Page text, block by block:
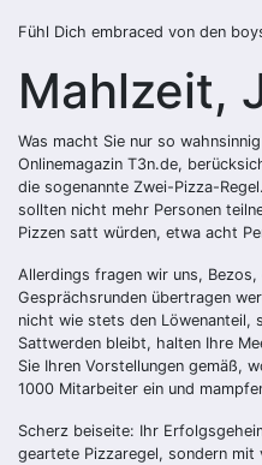
Fühl Dich embraced von den
Mahlzeit,
Was macht Sie nur so
Onlinemagazin T3n.de,
die sogenannte Zwei-Pizza-
sollten nicht mehr Personen
Pizzen satt würden, etwa acht
Allerdings fragen wir uns,
Gesprächsrunden übertragen
nicht wie stets den Löwenanteil,
Sattwerden bleibt, halten Ihre
Sie Ihren Vorstellungen gemäß,
1000 Mitarbeiter ein und
Scherz beiseite: Ihr
geartete Pizzaregel, sondern